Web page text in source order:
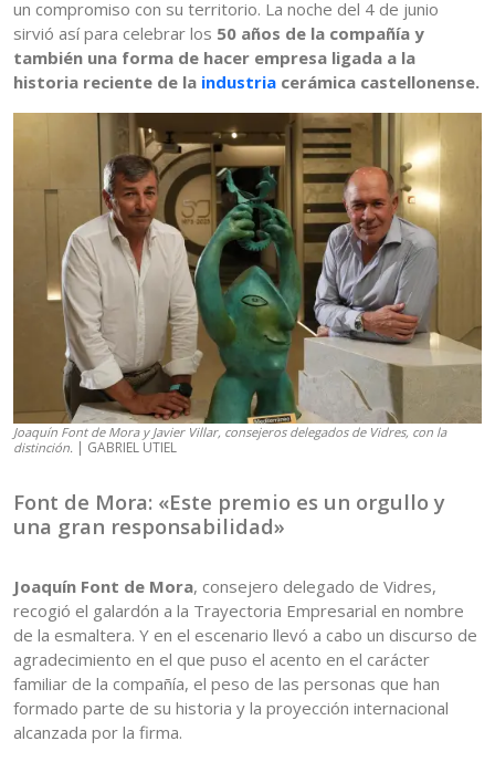
un compromiso con su territorio. La noche del 4 de junio
sirvió así para celebrar los 50 años de la compañía y
también una forma de hacer empresa ligada a la
historia reciente de la industria cerámica castellonense.
Joaquín Font de Mora y Javier Villar, consejeros delegados de Vidres, con la
distinción. | GABRIEL UTIEL
Font de Mora: «Este premio es un orgullo y
una gran responsabilidad»
Joaquín Font de Mora, consejero delegado de Vidres,
recogió el galardón a la Trayectoria Empresarial en nombre
de la esmaltera. Y en el escenario llevó a cabo un discurso de
agradecimiento en el que puso el acento en el carácter
familiar de la compañía, el peso de las personas que han
formado parte de su historia y la proyección internacional
alcanzada por la firma.